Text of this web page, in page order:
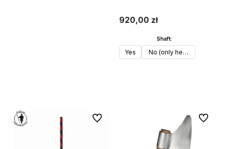
920,00 zł
Shaft:
Yes No (only head)
Do ulubionych Do